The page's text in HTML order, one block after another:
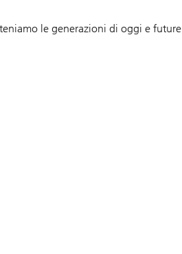
le generazioni di oggi e